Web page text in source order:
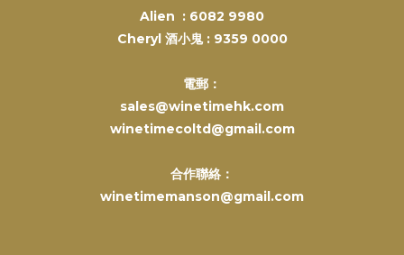
Alien : 6082 9980
Cheryl 酒小鬼 : 9359 0000
電郵：
sales@winetimehk.com
winetimecoltd@gmail.com
合作聯絡：
winetimemanson@gmail.com